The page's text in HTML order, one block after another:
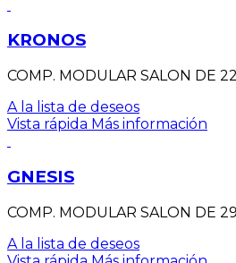
KRONOS
COMP. MODULAR SALON DE
A la lista de deseos
Vista rápida Más información
GNESIS
COMP. MODULAR SALON DE
A la lista de deseos